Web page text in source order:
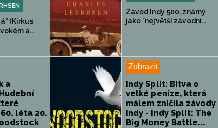
(Kirkus
a...
Závod Indy 500, známý
jako "největší závodní...
a
léta 20.
Zobrazit
Indy Split: Bitva o
velké peníze, která
málem zničila závody
Indy - Indy Split: The
Big Money Battle...